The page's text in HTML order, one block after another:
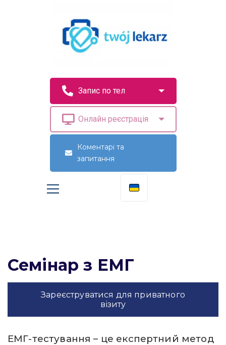
Коментарі та
запитання
Семінар з ЕМГ
Зареєструватися для приватного
візиту
ЕМГ-тестування – це експертний метод